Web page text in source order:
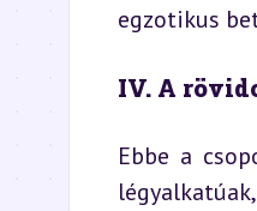
egzotikus
IV. A
Ebbe a